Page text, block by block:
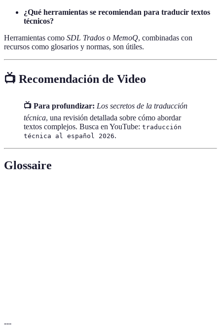
¿Qué herramientas se recomiendan para traducir textos
técnicos?
Herramientas como SDL Trados o MemoQ, combinadas con
recursos como glosarios y normas, son útiles.
📺 Recomendación de Video
📺 Para profundizar: Los secretos de la traducción
técnica, una revisión detallada sobre cómo abordar
textos complejos. Busca en YouTube: traducción
técnica al español 2026.
Glossaire
---